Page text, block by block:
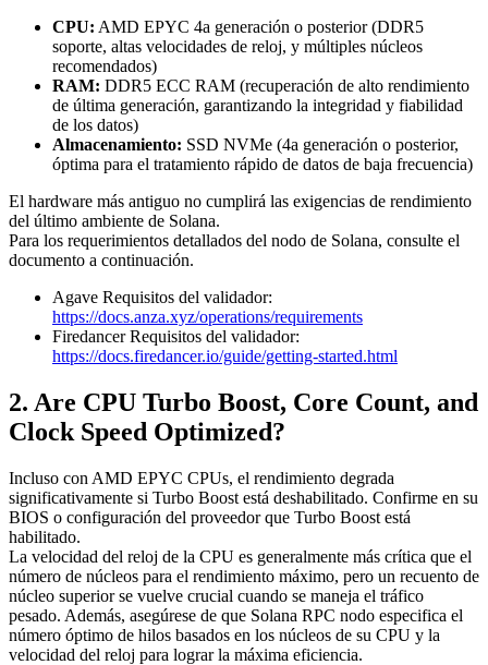
CPU: AMD EPYC 4a generación o posterior (DDR5
soporte, altas velocidades de reloj, y múltiples núcleos
recomendados)
RAM: DDR5 ECC RAM (recuperación de alto rendimiento
de última generación, garantizando la integridad y fiabilidad
de los datos)
Almacenamiento: SSD NVMe (4a generación o posterior,
óptima para el tratamiento rápido de datos de baja frecuencia)
El hardware más antiguo no cumplirá las exigencias de rendimiento
del último ambiente de Solana.
Para los requerimientos detallados del nodo de Solana, consulte el
documento a continuación.
Agave Requisitos del validador:
https://docs.anza.xyz/operations/requirements
Firedancer Requisitos del validador:
https://docs.firedancer.io/guide/getting-started.html
2. Are CPU Turbo Boost, Core Count, and
Clock Speed Optimized?
Incluso con AMD EPYC CPUs, el rendimiento degrada
significativamente si Turbo Boost está deshabilitado. Confirme en su
BIOS o configuración del proveedor que Turbo Boost está
habilitado.
La velocidad del reloj de la CPU es generalmente más crítica que el
número de núcleos para el rendimiento máximo, pero un recuento de
núcleo superior se vuelve crucial cuando se maneja el tráfico
pesado. Además, asegúrese de que Solana RPC nodo especifica el
número óptimo de hilos basados en los núcleos de su CPU y la
velocidad del reloj para lograr la máxima eficiencia.